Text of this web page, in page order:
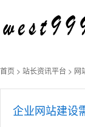
首页 > 站长资讯平台 > 网
企业网站建设